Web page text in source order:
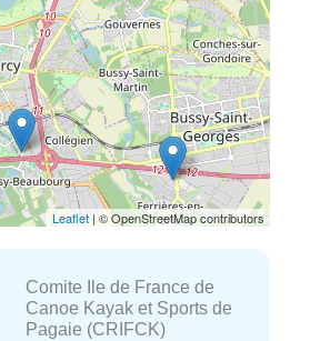
Leaflet | © OpenStreetMap contributors
Comite Ile de France de
Canoe Kayak et Sports de
Pagaie (CRIFCK)